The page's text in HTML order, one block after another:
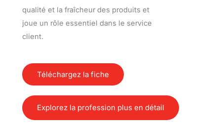
qualité et la fraîcheur des produits et
joue un rôle essentiel dans le service
client.
Téléchargez la fiche
Explorez la profession plus en détail